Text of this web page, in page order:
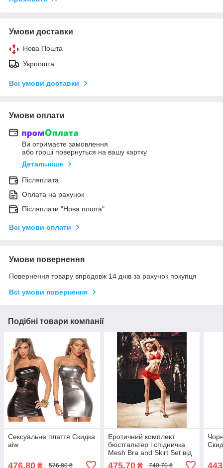
Умови доставки
Нова Пошта
Укрпошта
Всі умови доставки
Умови оплати
Ви отримаєте замовлення
або гроші повернуться на вашу картку
Детальніше
Післяплата
Оплата на рахунок
Післяплати "Нова пошта"
Всі умови оплати
Умови повернення
Повернення товару впродовж 14 днів за рахунок покупця
Всі умови повернення
Подібні товари компанії
Сексуальне плаття Скидка
aiw
476,80 ₴ 576,80 ₴
Еротичний комплект
бюстгальтер і спідничка
Mesh Bra and Skirt Set від
475,70₴ 740,70 ₴